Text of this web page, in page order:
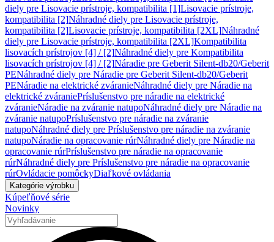
diely pre Lisovacie prístroje, kompatibilita [1]Lisovacie prístroje,
kompatibilita [2]Náhradné diely pre Lisovacie prístroje,
kompatibilita [2]Lisovacie prístroje, kompatibilita [2XL]Náhradné
diely pre Lisovacie prístroje, kompatibilita [2XL]Kompatibilita
lisovacích prístrojov [4] / [2]Náhradné diely pre Kompatibilita
lisovacích prístrojov [4] / [2]Náradie pre Geberit Silent-db20/Geberit
PENáhradné diely pre Náradie pre Geberit Silent-db20/Geberit
PENáradie na elektrické zváranieNáhradné diely pre Náradie na
elektrické zváraniePríslušenstvo pre náradie na elektrické
zváranieNáradie na zváranie natupoNáhradné diely pre Náradie na
zváranie natupoPríslušenstvo pre náradie na zváranie
natupoNáhradné diely pre Príslušenstvo pre náradie na zváranie
natupoNáradie na opracovanie rúrNáhradné diely pre Náradie na
opracovanie rúrPríslušenstvo pre náradie na opracovanie
rúrNáhradné diely pre Príslušenstvo pre náradie na opracovanie
rúrOvládacie pomôckyDiaľkové ovládania
Kategórie výrobku
Kúpeľňové série
Novinky